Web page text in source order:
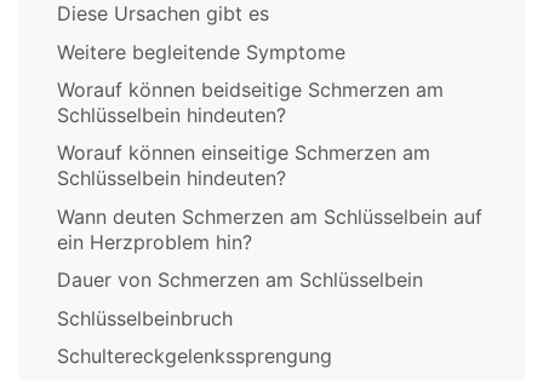
Diese Ursachen gibt es
Weitere begleitende Symptome
Worauf können beidseitige Schmerzen am
Schlüsselbein hindeuten?
Worauf können einseitige Schmerzen am
Schlüsselbein hindeuten?
Wann deuten Schmerzen am Schlüsselbein auf
ein Herzproblem hin?
Dauer von Schmerzen am Schlüsselbein
Schlüsselbeinbruch
Schultereckgelenkssprengung